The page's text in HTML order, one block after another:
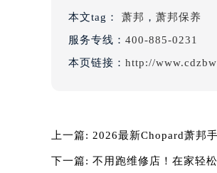
辽宁省沈阳市沈
辽宁省沈阳市沈
内蒙古自治区巴
内蒙古自治区包
本文tag： 萧邦 ， 萧邦保养
服务专线： 400-885-0231
本页链接： http://
上一篇: 2026最新Chopard萧邦
下一篇: 不用跑维修店！在家轻